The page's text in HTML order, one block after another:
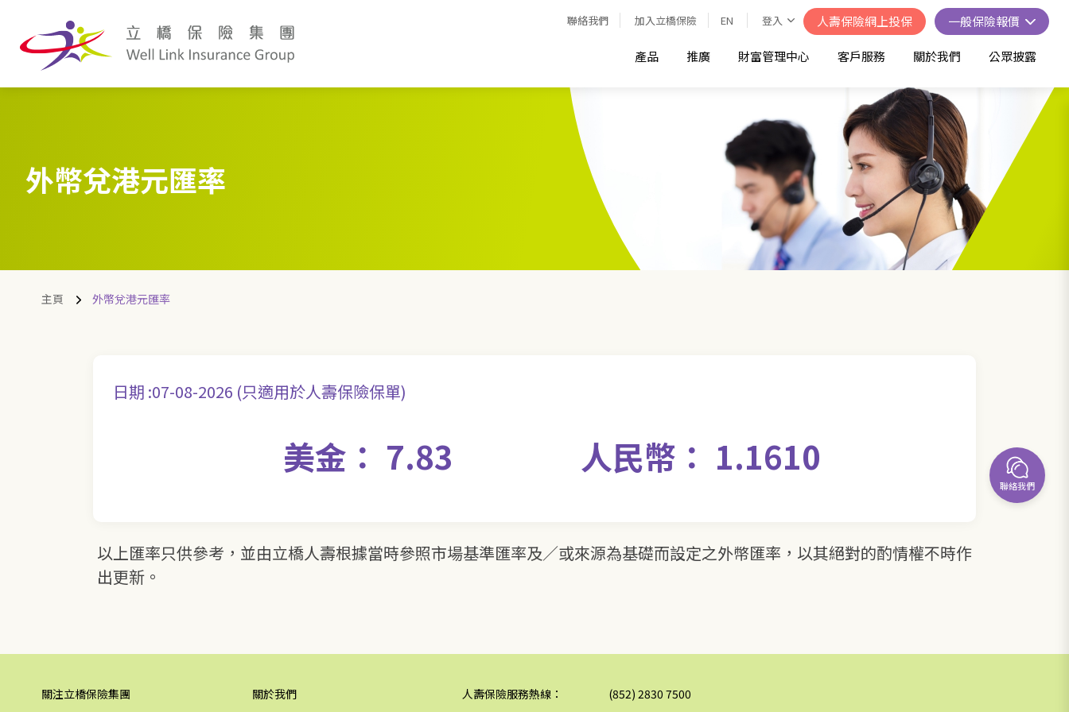
聯絡我們 加入立橋保險 EN 登入 人壽保險網上投保 一般保險報價
產品 推廣 財富管理中心 客戶服務 關於我們 公眾披露
外幣兌港元匯率
主頁 外幣兌港元匯率
日期 :07-08-2026 (只適用於人壽保險保單)
美金： 7.83 人民幣： 1.1610
以上匯率只供參考，並由立橋人壽根據當時參照市場基準匯率及／或來源為基礎而設定之外幣匯率，以其絕對的酌情權不時作
出更新。
關注立橋保險集團 關於我們 人壽保險服務熱線： (852) 2830 7500
聯絡我們